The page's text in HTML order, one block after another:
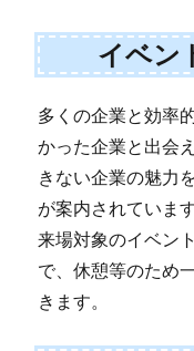
イベン
多くの企業と効率
かった企業と出会
きない企業の魅力
が案内されていま
来場対象のイベン
で、休憩等のため
きます。